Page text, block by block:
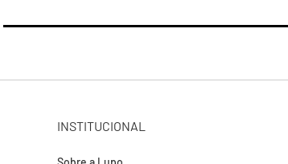
INSTITUCIONAL